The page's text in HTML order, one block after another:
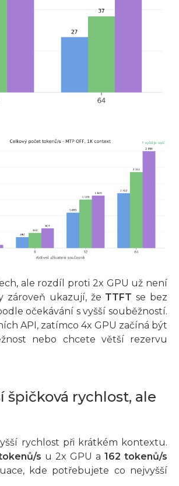
ale rozdíl proti 2x GPU už není
zároveň ukazují, že TTFT se bez
očekávání s vyšší souběžností.
API, zatímco 4x GPU začíná být
nebo chcete větší rezervu
špičková rychlost, ale
rychlost při krátkém kontextu.
s u 2x GPU a162 tokenů/s
kde potřebujete co nejvyšší